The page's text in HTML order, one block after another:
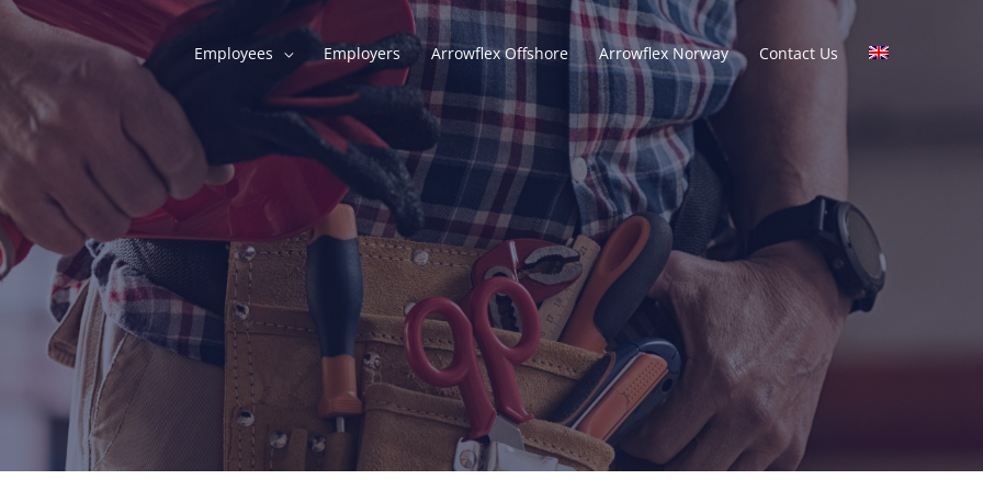
Employees Employers Arrowflex Offshore Arrowflex Norway Contact Us